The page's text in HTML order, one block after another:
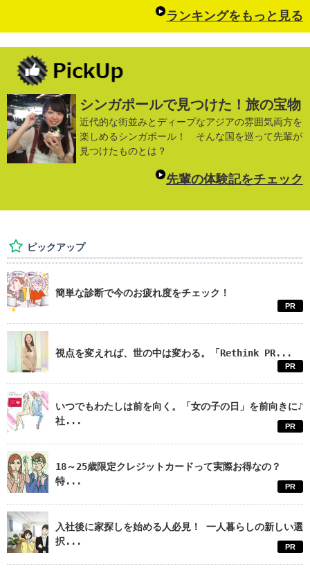
ランキングをもっと見る
シンガポールで見つけた！旅の宝物
近代的な街並みとディープなアジアの雰囲気両方を
楽しめるシンガポール！ そんな国を巡って先輩が
見つけたものとは？
先輩の体験記をチェック
ピックアップ
簡単な診断で今のお疲れ度をチェック！
PR
視点を変えれば、世の中は変わる。「Rethink PR...
PR
いつでもわたしは前を向く。「女の子の日」を前向きに♪
社...
PR
18～25歳限定クレジットカードって実際お得なの？
特...
PR
入社後に家探しを始める人必見！ 一人暮らしの新しい選
択...
PR